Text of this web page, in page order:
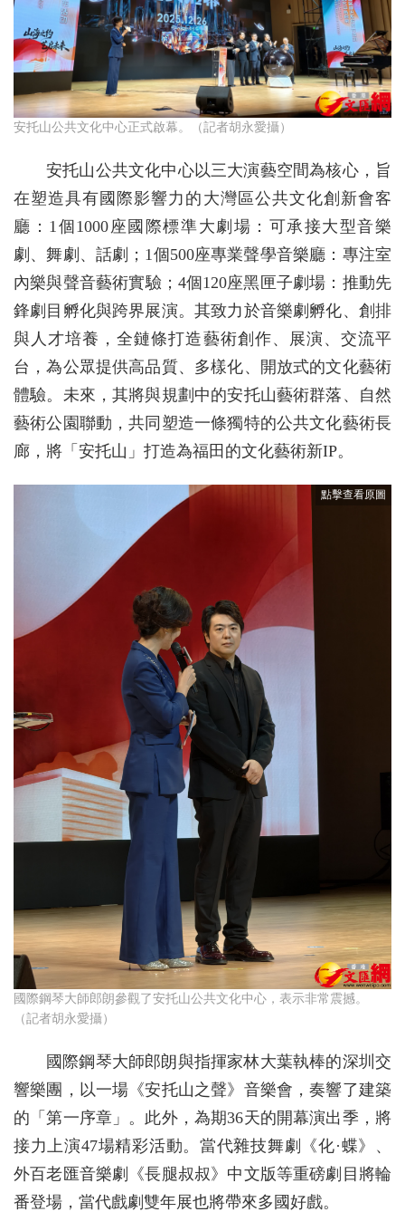
安托山公共文化中心正式啟幕。（記者胡永愛攝）
安托山公共文化中心以三大演藝空間為核心，旨
在塑造具有國際影響力的大灣區公共文化創新會客
廳：1個1000座國際標準大劇場：可承接大型音樂
劇、舞劇、話劇；1個500座專業聲學音樂廳：專注室
內樂與聲音藝術實驗；4個120座黑匣子劇場：推動先
鋒劇目孵化與跨界展演。其致力於音樂劇孵化、創排
與人才培養，全鏈條打造藝術創作、展演、交流平
台，為公眾提供高品質、多樣化、開放式的文化藝術
體驗。未來，其將與規劃中的安托山藝術群落、自然
藝術公園聯動，共同塑造一條獨特的公共文化藝術長
廊，將「安托山」打造為福田的文化藝術新IP。
國際鋼琴大師郎朗參觀了安托山公共文化中心，表示非常震撼。
（記者胡永愛攝）
國際鋼琴大師郎朗與指揮家林大葉執棒的深圳交
響樂團，以一場《安托山之聲》音樂會，奏響了建築
的「第一序章」。此外，為期36天的開幕演出季，將
接力上演47場精彩活動。當代雜技舞劇《化·蝶》、
外百老匯音樂劇《長腿叔叔》中文版等重磅劇目將輪
番登場，當代戲劇雙年展也將帶來多國好戲。